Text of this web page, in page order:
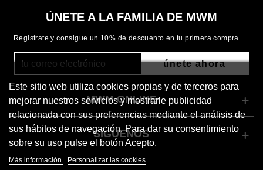
ÚNETE A LA FAMILIA DE MWM
Registrate y consigue un 10% de descuento en tu primera compra.
únete ahora
Este sitio web utiliza cookies propias y de terceros para
mejorar nuestros servicios y mostrarle publicidad
relacionada con sus preferencias mediante el análisis de
sus hábitos de navegación. Para dar su consentimiento
sobre su uso pulse el botón Acepto.
Más información Personalizar las cookies
MWM ONLINE
SÍGUENOS